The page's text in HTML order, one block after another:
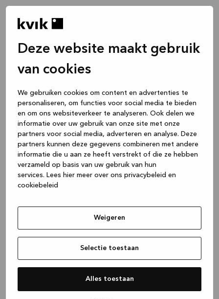
Deze website maakt gebruik
van cookies
We gebruiken cookies om content en advertenties te
personaliseren, om functies voor social media te bieden
en om ons websiteverkeer te analyseren. Ook delen we
informatie over uw gebruik van onze site met onze
partners voor social media, adverteren en analyse. Deze
partners kunnen deze gegevens combineren met andere
informatie die u aan ze heeft verstrekt of die ze hebben
verzameld op basis van uw gebruik van hun
services. Lees hier meer over ons privacybeleid en
cookiebeleid
Weigeren
Selectie toestaan
Alles toestaan
(see the browser console for more
information).